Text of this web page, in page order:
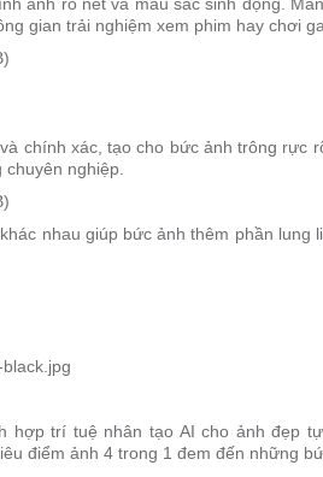
ảnh rõ nét và màu sắc sinh động.
gian trải nghiệm xem phim hay chơi
chính xác, tạo cho bức ảnh trông rực
nghiệp.
nhau giúp bức ảnh thêm phần lung
hợp trí tuệ nhân tạo AI cho ảnh đẹp
điểm ảnh 4 trong 1 đem đến những